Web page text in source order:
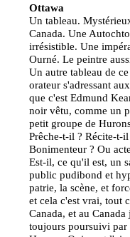
Ottawa
Un tableau.
Canada. Une
irrésistible. Une
Ourné. Le peintre
Un autre tableau de
orateur s'adressant
que c'est Edmund
noir vêtu, comme un
petit groupe de
Prêche-t-il ? Récite-t-
Bonimenteur ? Ou
Est-il, ce qu'il est, un
public pudibond et
patrie, la scène, et
et cela c'est vrai, tout
Canada, et au
toujours poursuivi par